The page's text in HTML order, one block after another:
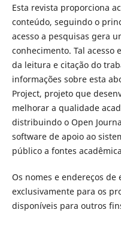
Esta revista proporciona
conteúdo, seguindo o
acesso a pesquisas gera
conhecimento. Tal acesso
da leitura e citação do
informações sobre esta
Project, projeto que
melhorar a qualidade
distribuindo o Open
software de apoio ao
público a fontes
Os nomes e endereços de
exclusivamente para os
disponíveis para outros